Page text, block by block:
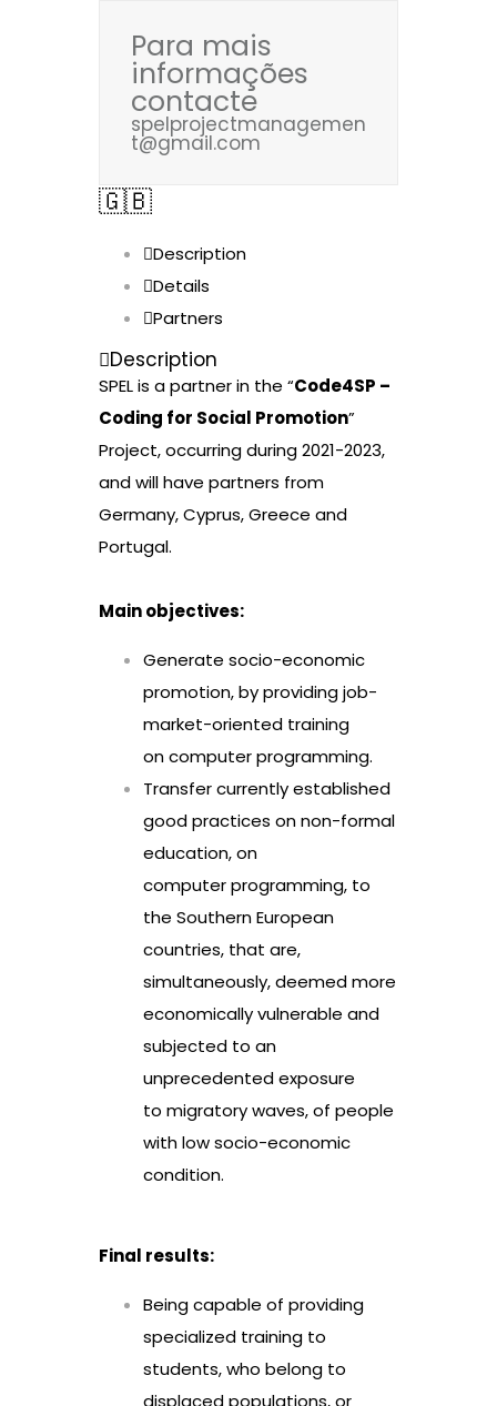
Para mais
informações
contacte
spelprojectmanagemen
t@gmail.com
🇬🇧
Description
Details
Partners
Description
SPEL is a partner in the “Code4SP –
Coding for Social Promotion”
Project, occurring during 2021-2023,
and will have partners from
Germany, Cyprus, Greece and
Portugal.
Main objectives:
Generate socio-economic
promotion, by providing job-
market-oriented training
on computer programming.
Transfer currently established
good practices on non-formal
education, on
computer programming, to
the Southern European
countries, that are,
simultaneously, deemed more
economically vulnerable and
subjected to an
unprecedented exposure
to migratory waves, of people
with low socio-economic
condition.
Final results:
Being capable of providing
specialized training to
students, who belong to
displaced populations, or